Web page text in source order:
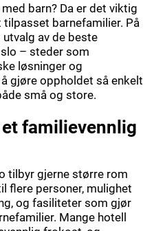
barn? Da er det viktig
barnefamilier. På
av de beste
– steder som
løsninger og
gjøre oppholdet så enkelt
små og store.
familievennlig
tilbyr gjerne større rom
flere personer, mulighet
og fasiliteter som gjør
Mange hotell